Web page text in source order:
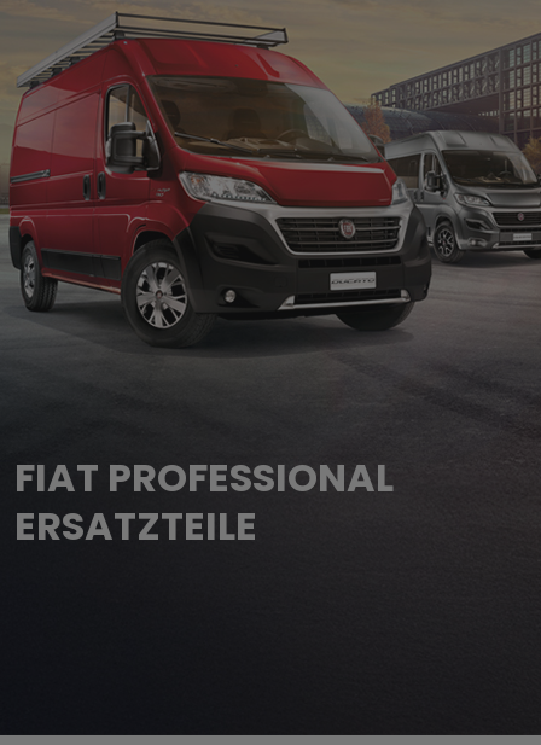
FIAT PROFESSIONAL
ERSATZTEILE